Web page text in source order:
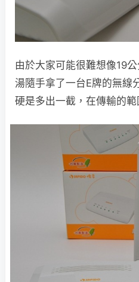
由於大家可能很難想像19
湯隨手拿了一台E牌的無線
硬是多出一截，在傳輸的範